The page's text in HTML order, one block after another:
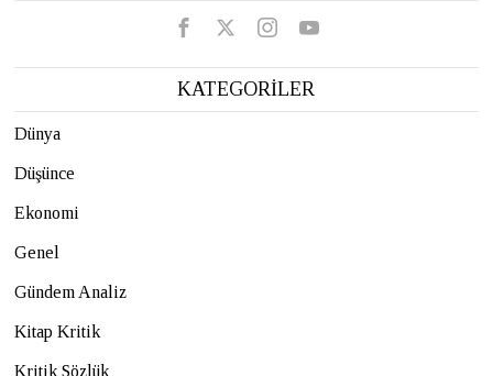
KATEGORİLER
Dünya
Düşünce
Ekonomi
Genel
Gündem Analiz
Kitap Kritik
Kritik Sözlük